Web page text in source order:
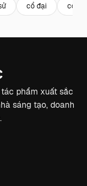
cổ đại cổ
phẩm xuất sắc
sáng tạo, doanh